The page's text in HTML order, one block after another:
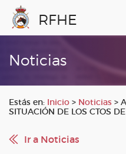
RFHE
Noticias
Estás en: Inicio > Noticias >
SITUACIÓN DE LOS CTOS
Ir a Noticias